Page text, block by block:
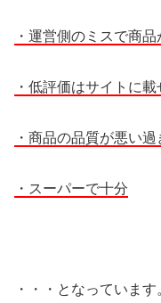
・運営側のミスで商
・低評価はサイトに
・商品の品質が悪い過
・スーパーで十分
・・・となっています